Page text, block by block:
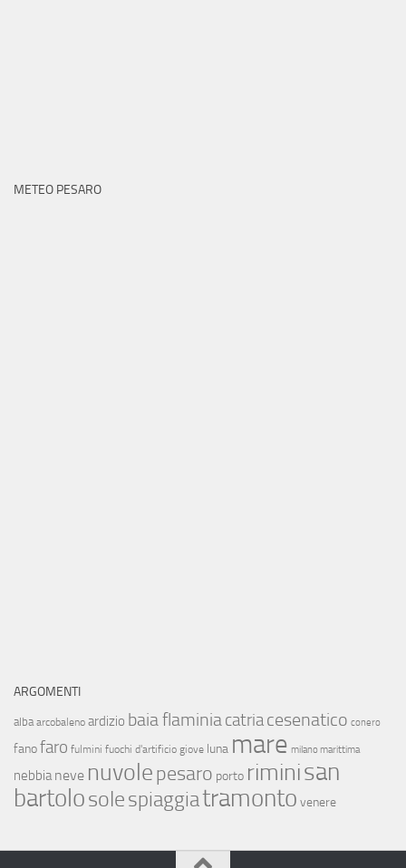
METEO PESARO
ARGOMENTI
alba arcobaleno ardizio baia flaminiacatriacesenatico conero
fanofaro fulmini fuochi d'artificio giove luna mare milano marittima
nebbia neve nuvolepesaro porto riminisan
bartolosolespiaggiatramonto venere